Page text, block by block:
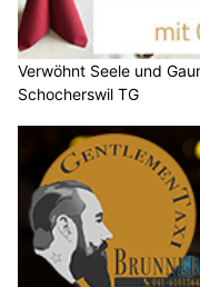
Verwöhnt Seele und
Schocherswil TG